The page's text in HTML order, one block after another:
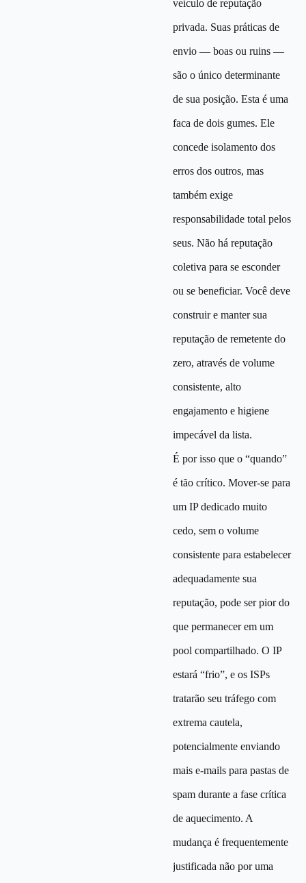
veículo de reputação
privada. Suas práticas de
envio — boas ou ruins —
são o único determinante
de sua posição. Esta é uma
faca de dois gumes. Ele
concede isolamento dos
erros dos outros, mas
também exige
responsabilidade total pelos
seus. Não há reputação
coletiva para se esconder
ou se beneficiar. Você deve
construir e manter sua
reputação de remetente do
zero, através de volume
consistente, alto
engajamento e higiene
impecável da lista.
É por isso que o “quando”
é tão crítico. Mover-se para
um IP dedicado muito
cedo, sem o volume
consistente para estabelecer
adequadamente sua
reputação, pode ser pior do
que permanecer em um
pool compartilhado. O IP
estará “frio”, e os ISPs
tratarão seu tráfego com
extrema cautela,
potencialmente enviando
mais e-mails para pastas de
spam durante a fase crítica
de aquecimento. A
mudança é frequentemente
justificada não por uma